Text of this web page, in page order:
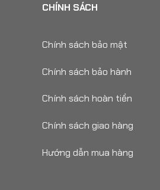
CHÍNH SÁCH
Chính sách bảo mật
Chính sách bảo hành
Chính sách hoàn tiền
Chính sách giao hàng
Hướng dẫn mua hàng